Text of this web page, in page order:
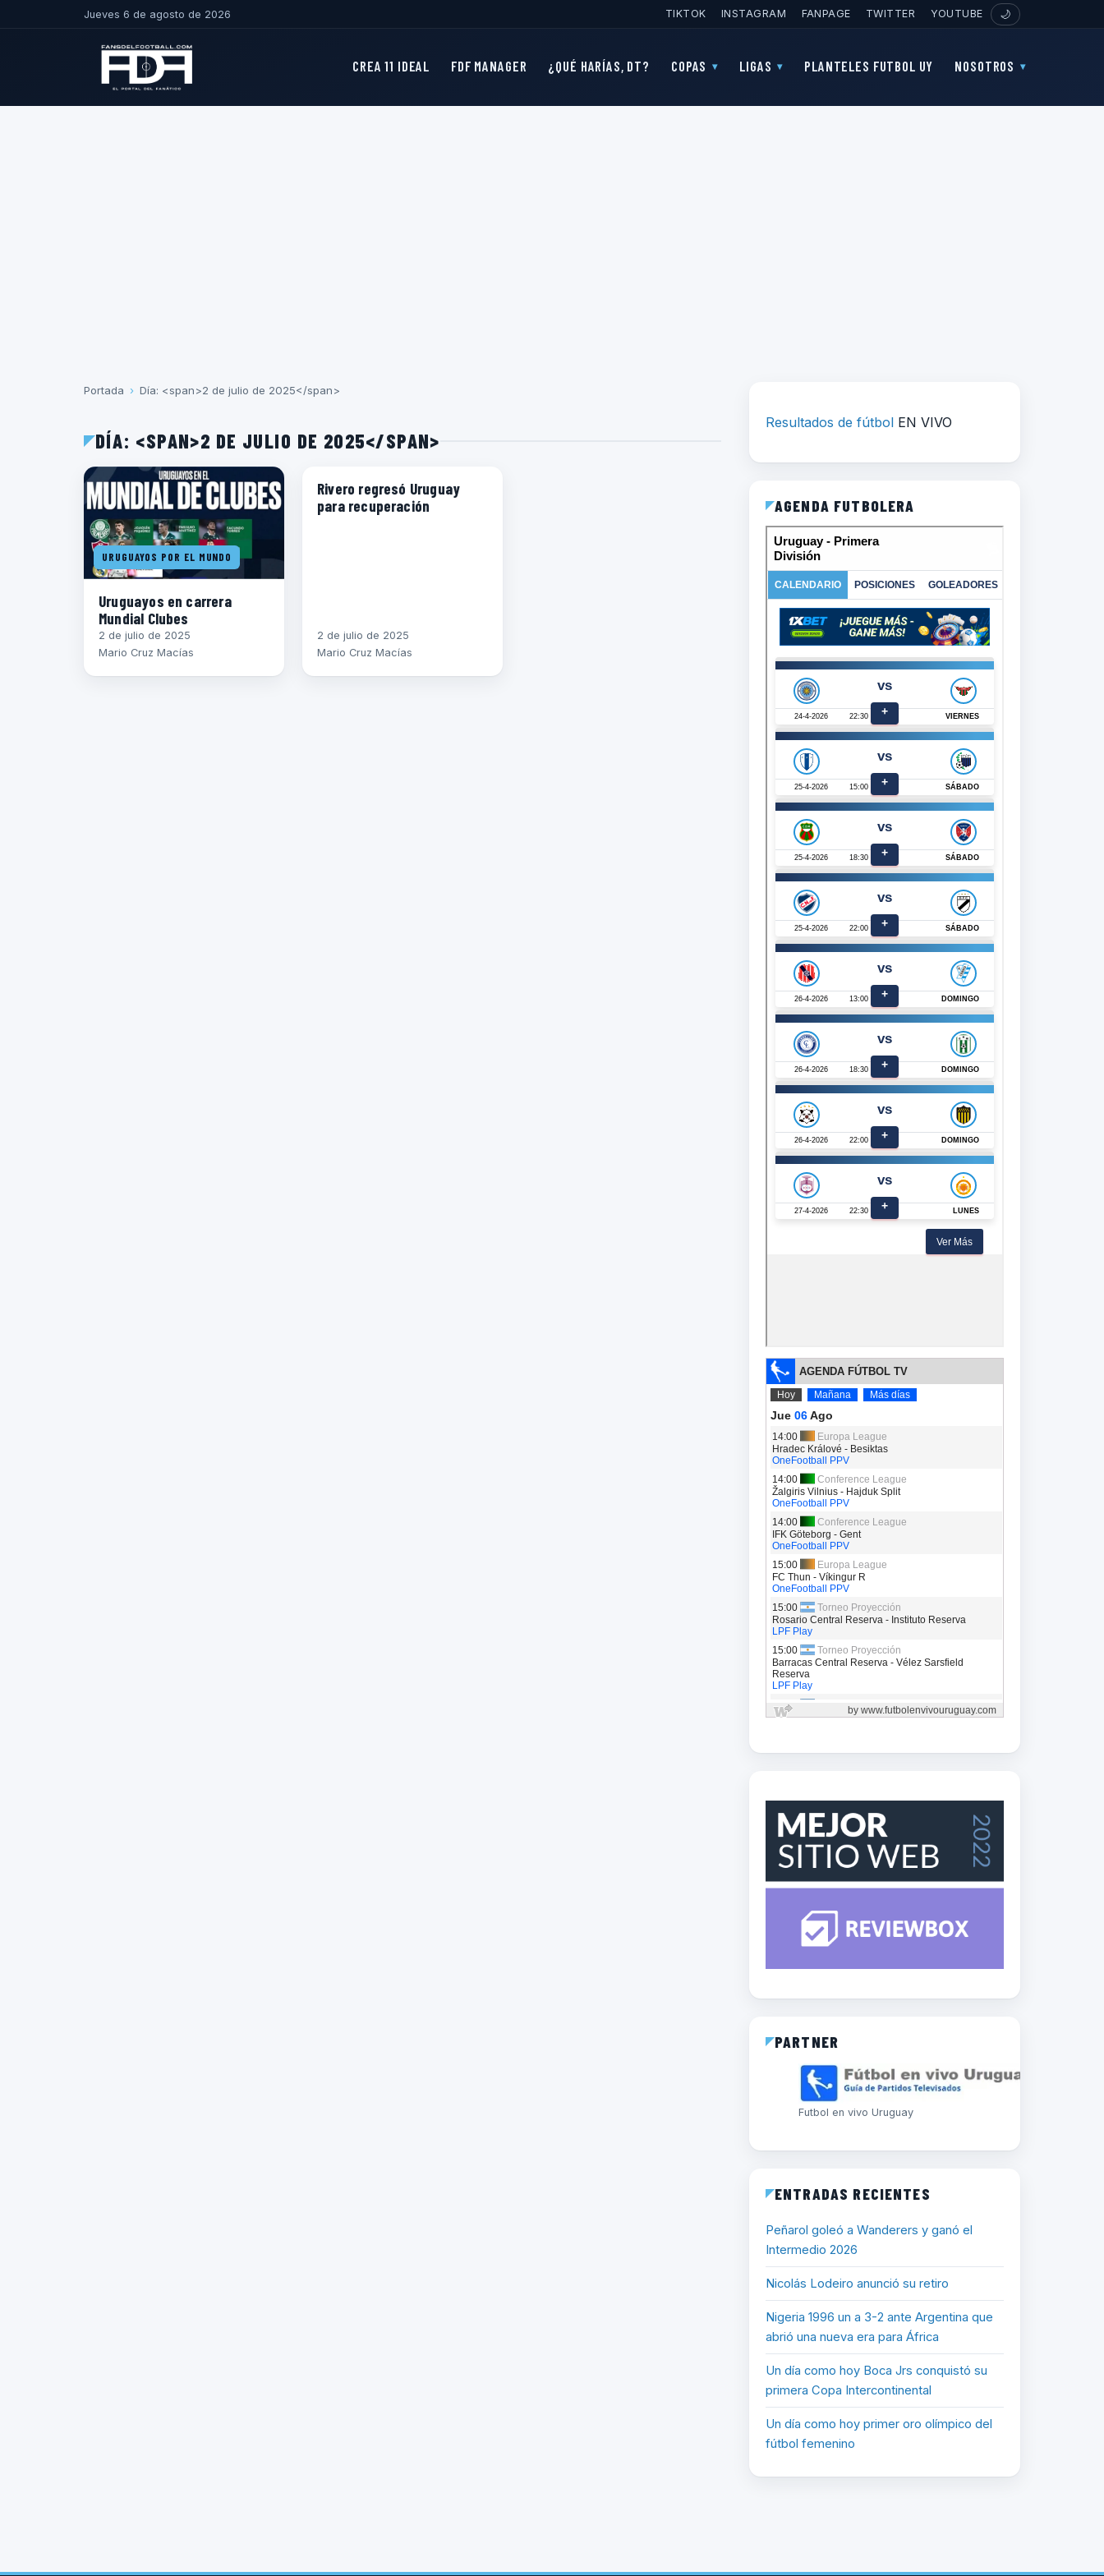
Jueves 6 de agosto de 2026 TIKTOK INSTAGRAM FANPAGE TWITTER YOUTUBE 🌙
CREA 11 IDEAL FDF MANAGER ¿QUÉ HARÍAS, DT? COPAS LIGAS PLANTELES FUTBOL UY NOSOTROS
Portada › Día: <span>2 de julio de 2025</span>
DÍA: <SPAN>2 DE JULIO DE 2025</SPAN>
URUGUAYOS POR EL MUNDO
Uruguayos en carrera
Mundial Clubes
2 de julio de 2025
Mario Cruz Macías
ECUADOR
Rivero regresó Uruguay
para recuperación
2 de julio de 2025
Mario Cruz Macías
Resultados de fútbol EN VIVO
AGENDA FUTBOLERA
PARTNER
Futbol en vivo Uruguay
ENTRADAS RECIENTES
Peñarol goleó a Wanderers y ganó el
Intermedio 2026
Nicolás Lodeiro anunció su retiro
Nigeria 1996 un a 3-2 ante Argentina que
abrió una nueva era para África
Un día como hoy Boca Jrs conquistó su
primera Copa Intercontinental
Un día como hoy primer oro olímpico del
fútbol femenino